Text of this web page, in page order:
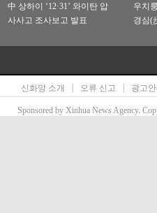
中 상하이 ‘12·31’ 와이탄 압
사사고 조사보고 발표
우치
경심(